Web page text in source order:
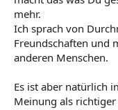
mehr.
Ich sprach von
Freundschaften und
anderen Menschen.
Es ist aber natürlich
Meinung als